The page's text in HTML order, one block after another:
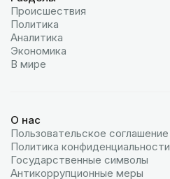
Происшествия
Политика
Аналитика
Экономика
В мире
О нас
Пользовательское соглашение
Политика конфиденциальности
Государственные символы
Антикоррупционные меры